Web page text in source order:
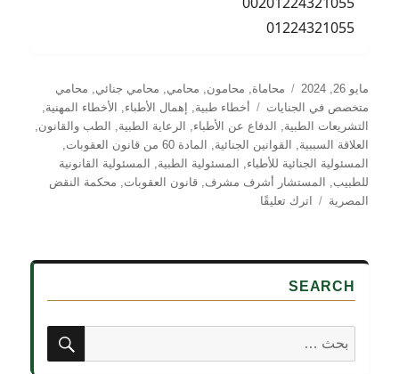
01224321055
نُشرت
في
مايو 26, 2024 التصنيفات
محاماة, محامون, محامي, محامي جنائي, محامي
متخصص في الجنايات
الوسوم
أخطاء طبية, إهمال الأطباء, الأخطاء المهنية,
التشريعات الطبية, الدفاع عن الأطباء, الرعاية الطبية, الطب والقانون,
العلاقة السببية, القوانين الجنائية, المادة 60 من قانون العقوبات
,
المسئولية الجنائية للأطباء, المسئولية الطبية,
المسئولية القانونية
للطبيب, المستشار أشرف مشرف,قانون العقوبات, محكمة النقض
المصرية
اترك تعليقًا
SEARCH
البحث
عن:
بحث